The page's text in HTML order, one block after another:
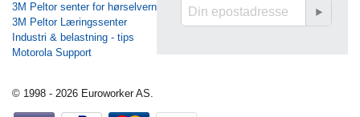
3M Peltor senter for hørselvern
3M Peltor Læringssenter
Industri & belastning - tips
Motorola Support
© 1998 - 2026 Euroworker AS.